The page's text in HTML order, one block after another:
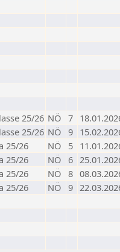
25/26 NÖ 7
25/26 NÖ 9
25/26 NÖ 5
25/26 NÖ 6
25/26 NÖ 8
25/26 NÖ 9